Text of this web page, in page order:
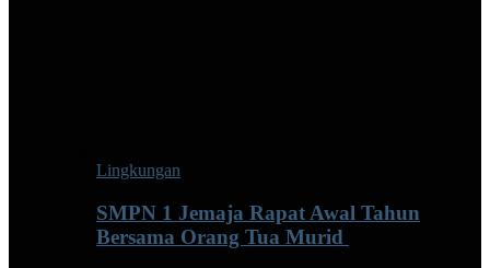
Lingkungan
SMPN 1 Jemaja Rapat Awal Tahun
Bersama Orang Tua Murid ‎